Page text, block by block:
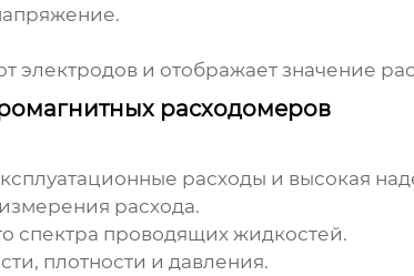
электродов и отображает значение
расходомеров
расходы и высокая
расхода.
спектра проводящих жидкостей.
плотности и давления.